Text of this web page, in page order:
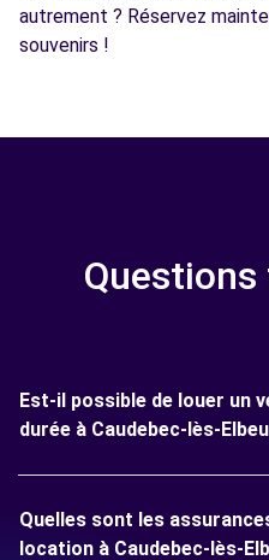
autrement ? Réservez
souvenirs !
Est-il possible de louer un
durée à Caudebec-lès-
Quelles sont les
location à Caudebec-lès-